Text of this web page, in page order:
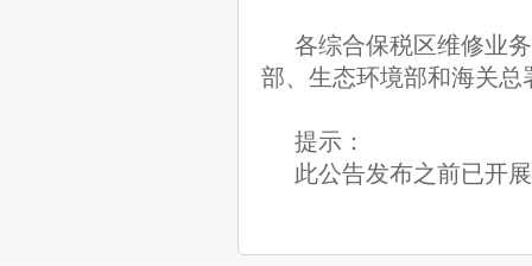
各综合保税区维修业
部、生态环境部和海关总
提示：
此公告发布之前已开